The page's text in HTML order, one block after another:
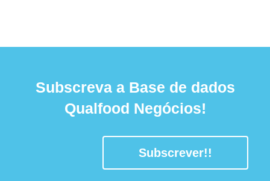
Subscreva a Base de dados
Qualfood Negócios!
Subscrever!!